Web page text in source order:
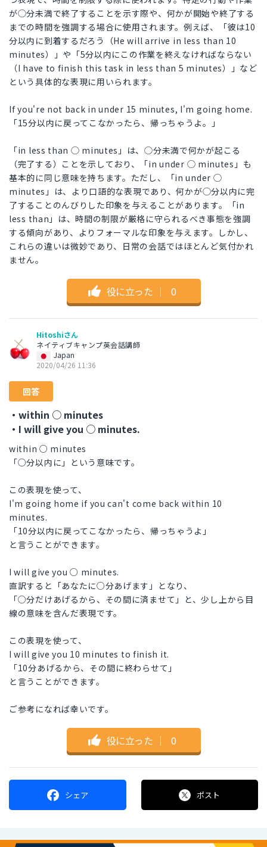
が◯分未満で終了することを示す際や、何かが開始や終了する
までの時間を強調する場合に使用されます。例えば、「彼は10
分以内に到着するだろう（He will arrive in less than 10
minutes）」や「5分以内にこの作業を終えなければならない
（I have to finish this task in less than 5 minutes）」など
という具体的な表現に用いられます。
If you're not back in under 15 minutes, I'm going home.
「15分以内に戻ってこなかったら、帰っちゃうよ。」
「in less than ◯ minutes」は、◯分未満で何かが起こる
（完了する）ことを示しており、「in under ◯ minutes」も
基本的に同じ意味を持ちます。ただし、「in under ◯
minutes」は、より口語的な表現であり、何かが◯分以内に完
了することのんびりした印象を与えることがあります。「in
less than」は、時間の制限が厳格に守られるべき事態を強調
する傾向があり、よりフォーマルな印象を与えます。しかし、
これらの違いは微妙であり、日常の会話ではほとんど気付かれ
ません。
役に立った ｜ 0
Hitoshiさん
ネイティブキャンプ英会話講師
Japan
2020/04/26 11:36
回答
・within ○ minutes
・I will give you ○ minutes.
within ○ minutes
「○分以内に」という意味です。
この表現を使って、
I'm going home if you can't come back within 10
minutes.
「10分以内に戻ってこなかったら、帰っちゃうよ」
と言うことができます。
I will give you ○ minutes.
直訳すると「あなたに○分あげます」となり、
「○分だけあげるから、その間に済ませて」と、少し上から目
線の意味を含んだ表現です。
この表現を使って、
I will give you 10 minutes to finish it.
「10分あげるから、その間に終わらせて」
と言うことができます。
ご参考になれば幸いです。
役に立った ｜ 0
シェア ポスト